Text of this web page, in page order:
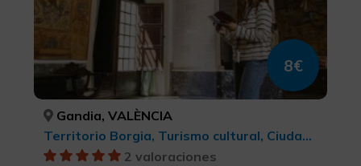
8€
Gandia, VALÈNCIA
Territorio Borgia, Turismo cultural, Ciudades
2 valoraciones